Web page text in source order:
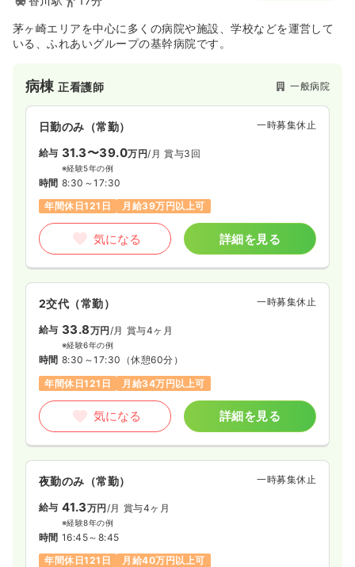
茅ヶ崎エリアを中心に多くの病院や施設、学校などを運営して
いる、ふれあいグループの基幹病院です。
病棟正看護師 一般病院
日勤のみ（常勤） 一時募集休止
給与 31.3〜39.0万円/月 賞与3回
※経験5年の例
時間 8:30～17:30
年間休日121日
月給39万円以上可
気になる 詳細を見る
2交代（常勤） 一時募集休止
給与 33.8万円/月 賞与4ヶ月
※経験6年の例
時間 8:30～17:30 （休憩60分）
年間休日121日
月給34万円以上可
気になる 詳細を見る
夜勤のみ（常勤） 一時募集休止
給与 41.3万円 /月 賞与4ヶ月
※経験8年の例
時間 16:45～8:45
年間休日121日
月給40万円以上可